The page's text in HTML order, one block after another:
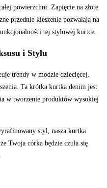
powierzchni. Zapięcie na złote
przednie kieszenie pozwalają na
tej stylowej kurtce.
i Stylu
trendy w modzie dziecięcej,
Ta krótka kurtka denim jest
w tworzenie produktów wysokiej
styl, nasza kurtka
Twoja córka będzie czuła się